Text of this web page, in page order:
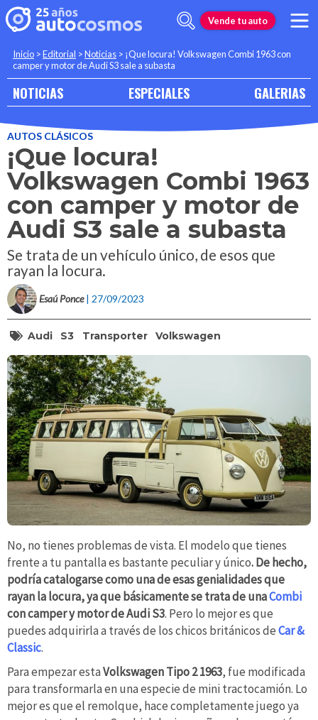
Vende tu auto
Inicio >Editorial >Noticias > ¡Que locura! Volkswagen Combi 1963 con
camper y motor de Audi S3 sale a subasta
NOTICIAS ESPECIALES GALERIAS
AUTOS CLÁSICOS
¡Que locura!
Volkswagen Combi 1963
con camper y motor de
Audi S3 sale a subasta
Se trata de un vehículo único, de esos que
rayan la locura.
Esaú Ponce | 27/09/2023
Audi S3 Transporter Volkswagen
No, no tienes problemas de vista. El modelo que tienes
frente a tu pantalla es bastante peculiar y único. De hecho,
podría catalogarse como una de esas genialidades que
rayan la locura, ya que básicamente se trata de unaCombi
con camper y motor de Audi S3. Pero lo mejor es que
puedes adquirirla a través de los chicos británicos deCar &
Classic.
Para empezar estaVolkswagen Tipo 2 1963, fue modificada
para transformarla en una especie de mini tractocamión. Lo
mejor es que el remolque, hace completamente juego ya